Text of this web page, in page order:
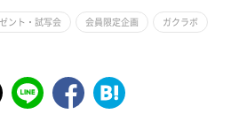
ント・試写会 会員限定企画 ガクラボ